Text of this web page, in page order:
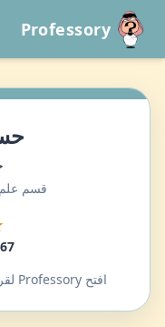
Professory
قسم علم
3.67 من
افتح Professory لقراءة كل التقييمات ومشاركة تجربتك